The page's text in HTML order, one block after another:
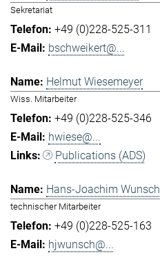
Sekretariat
+49 (0)228-525-311
bschweikert@...
Helmut Wiesemeyer
Wiss. Mitarbeiter
+49 (0)228-525-346
hwiese@...
Publications (ADS)
Hans-Joachim Wunsch
technischer Mitarbeiter
+49 (0)228-525-163
hjwunsch@...